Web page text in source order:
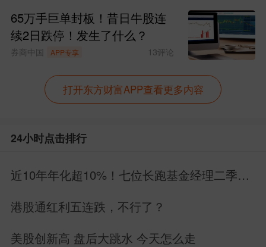
65万手巨单封板！昔日牛股连
续2日跌停！发生了什么？
券商中国 APP专享 13评论
打开东方财富APP查看更多内容
24小时点击排行
近10年年化超10%！七位长跑基金经理二季报
港股通红利五连跌，不行了？
美股创新高 盘后大跳水 今天怎么走